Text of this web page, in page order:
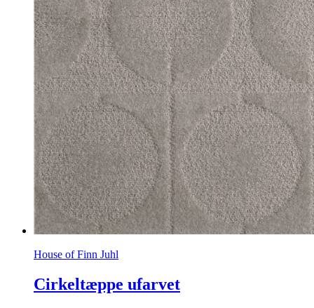
House of Finn Juhl
Cirkeltæppe ufarvet